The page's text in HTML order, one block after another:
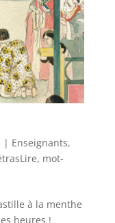
| Enseignants,
, mot-
à la menthe
heures !